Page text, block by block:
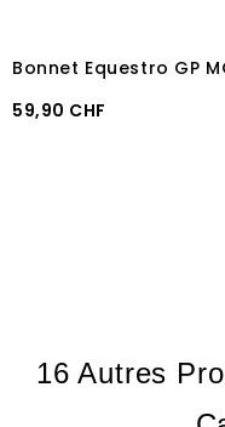
Prix
59,90 CHF
16 Autres